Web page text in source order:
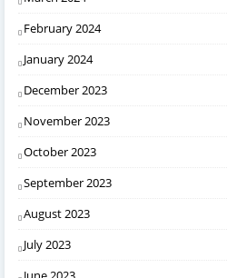
February 2024
January 2024
December 2023
November 2023
October 2023
September 2023
August 2023
July 2023